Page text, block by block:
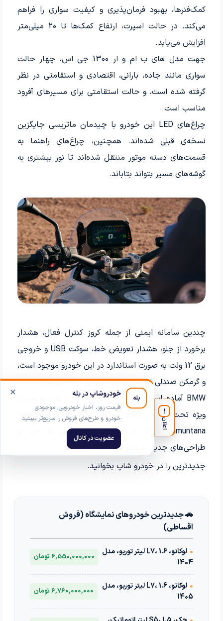
کمک‌فنرها، بهبود فرمان‌پذیری و کیفیت سواری را فراهم
می‌کند. در حالت اسپرت، ارتفاع کمک‌ها تا 20 میلی‌متر
افزایش می‌یابد.
جهت مدل های ب ام و ار 1300 جی اس، چهار حالت
سواری مانند جاده، بارانی، اقتصادی و استقامتی در نظر
گرفته شده است، و حالت استقامتی برای مسیرهای آفرود
مناسب است.
چراغ‌های LED این خودرو با چیدمان ماتریسی جایگزین
نسخه‌ی قبلی شده‌اند. همچنین، چراغ‌های راهنما به
قسمت‌های دسته موتور منتقل شده‌اند تا نور بیشتری به
گوشه‌های مسیر بتواند بتاباند.
چندین سامانه ایمنی از جمله کروز کنترل فعال، هشدار
برخورد از جلو، هشدار تعویض خط، سوکت USB و خروجی
برق 12 ولت به صورت استاندارد در این خودرو موجود است،
و گرمکن صندلی نیز به صورت سفارشی ارائه می‌شود.
ویژه تحت عناوین Triple Black، GS Trophy و Option
719 Tramuntana با ویژگی‌های منحصر به فرد و
طراحی‌های جدید به بازار عرضه کند.
جدیدترین را در خودرو شاپ بخوانید.
🚗 جدیدترین خودروهای نمایشگاه (فروش
اقساطی)
•
لوکانو، L7، 1.6 لیتر توربو، مدل
1404
6,550,000,000 تومان
•
لوکانو، L7، 1.6 لیتر توربو، مدل
1405
6,760,000,000 تومان
!
اعلان
× بله خودروشاپ در بله
قیمت روز، اخبار خودرویی, موجودی
خودرو و طرح‌های فروش را سریع‌تر ببینید.
عضویت در کانال